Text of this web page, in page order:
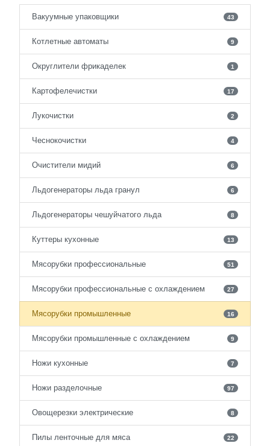
Вакуумные упаковщики 43
Котлетные автоматы 9
Округлители фрикаделек 1
Картофелечистки 17
Лукочистки 2
Чеснокочистки 4
Очистители мидий 6
Льдогенераторы льда гранул 6
Льдогенераторы чешуйчатого льда 8
Куттеры кухонные 13
Мясорубки профессиональные 51
Мясорубки профессиональные с охлаждением 27
Мясорубки промышленные 16
Мясорубки промышленные с охлаждением 9
Ножи кухонные 7
Ножи разделочные 97
Овощерезки электрические 8
Пилы ленточные для мяса 22